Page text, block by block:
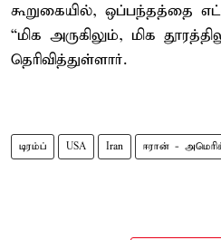
கூறுகையில், ஒப்பந்தத்தை
“மிக அருகிலும், மிக
தெரிவித்துள்ளார்.
டிரம்ப் USA Iran ஈரான் -